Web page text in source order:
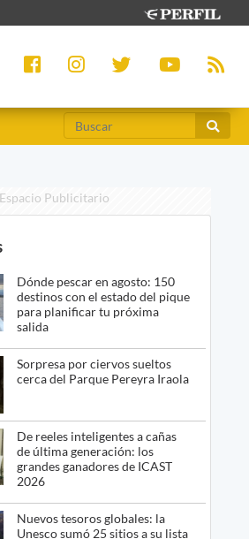
Espacio Publicitario
Dónde pescar en agosto: 150
destinos con el estado del pique
para planificar tu próxima
salida
Sorpresa por ciervos sueltos
cerca del Parque Pereyra Iraola
De reeles inteligentes a cañas
de última generación: los
grandes ganadores de ICAST
2026
Nuevos tesoros globales: la
Unesco sumó 25 sitios a su lista